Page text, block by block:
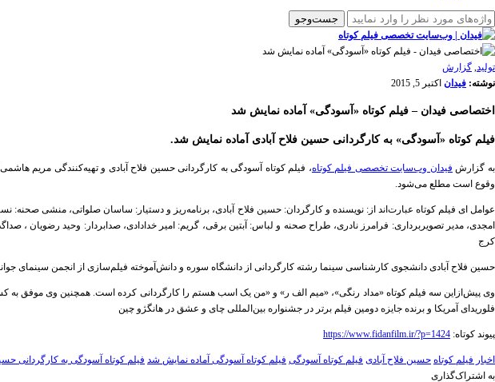
تولید, گزارش
نوشته: فیدان اکتبر 5, 2015
اختصاصی فیدان – فیلم کوتاه «آسودگی» آماده نمایش شد
فیلم کوتاه «آسودگی» به کارگردانی حسین فلاح آبادی آماده نمایش شد.
به گزارش فیدان وب‌سایت تخصصی فیلم کوتاه، فیلم کوتاه آسودگی به کارگردانی حسین فلاح آبادی و تهیه‌کنندگی مریم
وقوع است مطلع می‌شود.
عوامل ای فیلم کوتاه عبارت‌اند از: نویسنده و کارگردان: حسین فلاح آبادی، برنامه‌ریز و دستیار: ساسان صلواتی، منشی صحنه:
امجدی، مدیر تصویربرداری: فرامرز نادری، طراح صحنه و لباس: آبتین برقی، گریم: امیر خدادادی، صدابردار: وحید رضویان
کرج
حسین فلاح آبادی دانشجوی کارشناسی سینما رشته کارگردانی از دانشگاه سوره و دانش‌آموخته فیلم‌سازی از انجمن سینمای
وی پیش‌ازاین سه فیلم کوتاه «مداد رنگی»، «میم الف ر» و «من یک اسب هستم را کارگردانی کرده است. همچنین وی موفق
فلوریدای آمریکا و برنده جایزه دومین فیلم برتر در جشنواره بین‌المللی چای و عشق در هانگژو چین
پیوند کوتاه: https://www.fidanfilm.ir/?p=1424
اخبار فیلم کوتاه حسین فلاح آبادی فیلم کوتاه آسودگی فیلم کوتاه آسودگی آماده نمایش شد فیلم کوتاه آسودگی به کارگردانی
به اشتراک‌گذاری